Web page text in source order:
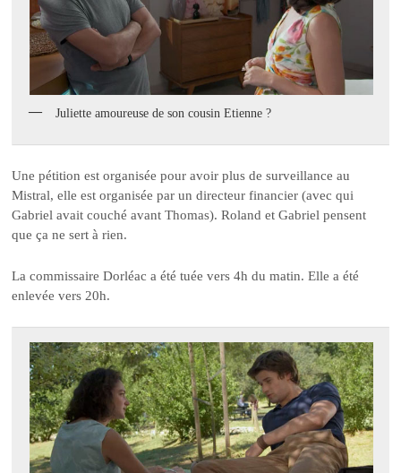
Juliette amoureuse de son cousin Etienne ?
Une pétition est organisée pour avoir plus de surveillance au
Mistral, elle est organisée par un directeur financier (avec qui
Gabriel avait couché avant Thomas). Roland et Gabriel pensent
que ça ne sert à rien.
La commissaire Dorléac a été tuée vers 4h du matin. Elle a été
enlevée vers 20h.